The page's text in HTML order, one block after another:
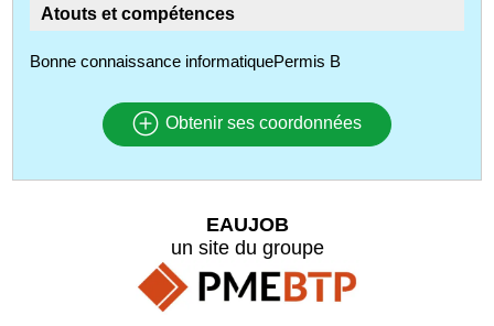
Atouts et compétences
Bonne connaissance informatiquePermis B
Obtenir ses coordonnées
EAUJOB
un site du groupe